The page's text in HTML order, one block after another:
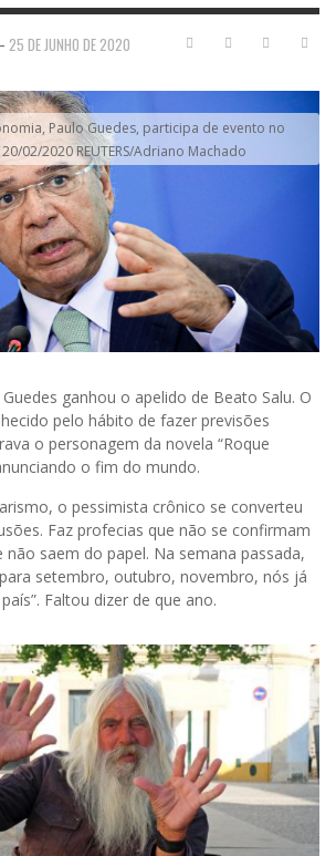
25 DE JUNHO DE 2020
Paulo Guedes, participa de evento no
02/2020 REUTERS/Adriano Machado
ganhou o apelido de Beato Salu. O
pelo hábito de fazer previsões
o personagem da novela “Roque
o fim do mundo.
o pessimista crônico se converteu
Faz profecias que não se confirmam
não saem do papel. Na semana passada,
setembro, outubro, novembro, nós já
Faltou dizer de que ano.